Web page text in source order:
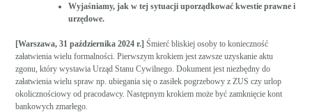
Wyjaśniamy, jak w tej sytuacji uporządkować kwestie prawne i
urzędowe.
[Warszawa, 31 października 2024 r.] Śmierć bliskiej osoby to konieczność
załatwienia wielu formalności. Pierwszym krokiem jest zawsze uzyskanie aktu
zgonu, który wystawia Urząd Stanu Cywilnego. Dokument jest niezbędny do
załatwienia wielu spraw np. ubiegania się o zasiłek pogrzebowy z ZUS czy urlop
okolicznościowy od pracodawcy. Następnym krokiem może być zamknięcie kont
bankowych zmarłego.